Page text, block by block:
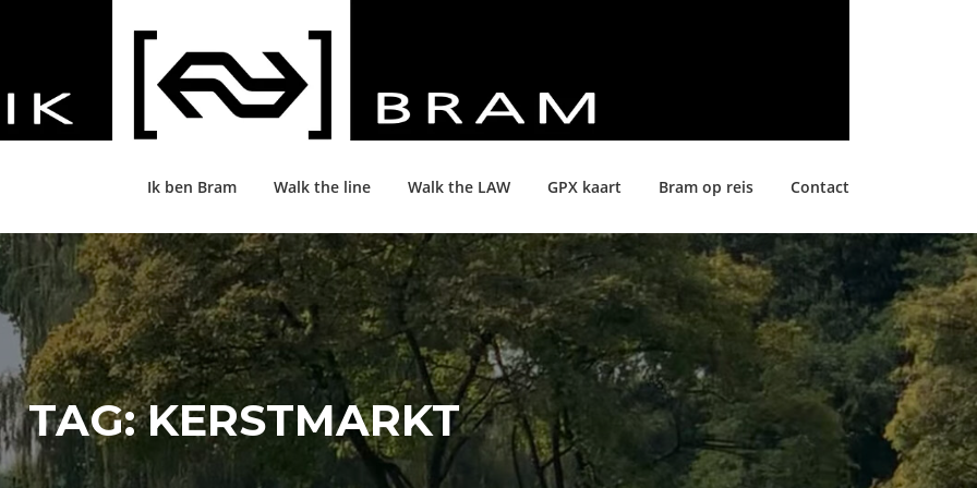
Ik ben Bram Walk the line Walk the LAW GPX kaart Bram op reis Contact
TAG:KERSTMARKT